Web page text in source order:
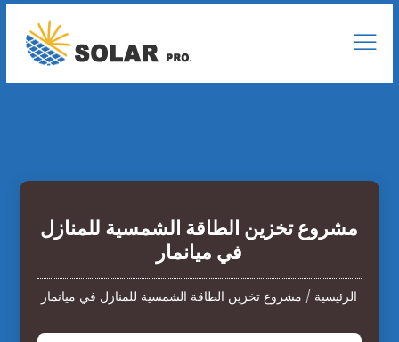
مشروع تخزين الطاقة الشمسية للمنازل
في ميانمار
الرئيسية / مشروع تخزين الطاقة الشمسية للمنازل في ميانمار